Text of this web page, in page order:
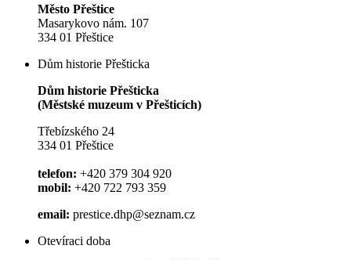
Město Přeštice
Masarykovo nám. 107
334 01 Přeštice
Dům historie Přešticka
Dům historie Přešticka
(Městské muzeum v Přešticích)
Třebízského 24
334 01 Přeštice
telefon: +420 379 304 920
mobil: +420 722 793 359
email: prestice.dhp@seznam.cz
Otevíraci doba